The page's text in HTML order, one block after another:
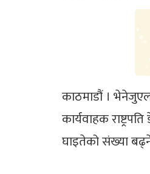
काठमाडौं ।
कार्यवाहक
घाइतेको संख्या